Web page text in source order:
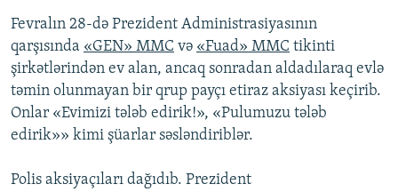
ARAŞDIRMA
MULTIMEDIA
VIDEO
FOTOQALEREYA
KARIKATURA
RADIO ARXIV
OXU ZALI
İSLAM VƏ DEMOKRATIYA
HAQQIMIZDA
PEŞƏ ETIKASI VƏ JURNALISTIKA STANDARTLARIMIZ
Fevralın 28-də Prezident Administrasiyasının
qarşısında «GEN» MMC və «Fuad» MMC tikinti
şirkətlərindən ev alan, ancaq sonradan aldadılaraq evlə
təmin olunmayan bir qrup payçı etiraz aksiyası keçirib.
Onlar «Evimizi tələb edirik!», «Pulumuzu tələb
edirik»» kimi şüarlar səsləndiriblər.
Polis aksiyaçıları dağıdıb. Prezident